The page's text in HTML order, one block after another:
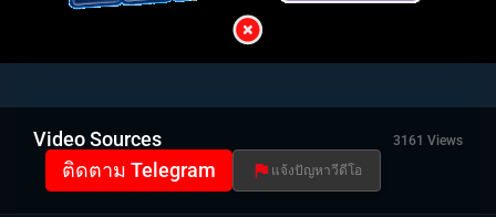
Video Sources 3161 Views
ติดตาม Telegram แจ้งปัญหาวีดีโอ